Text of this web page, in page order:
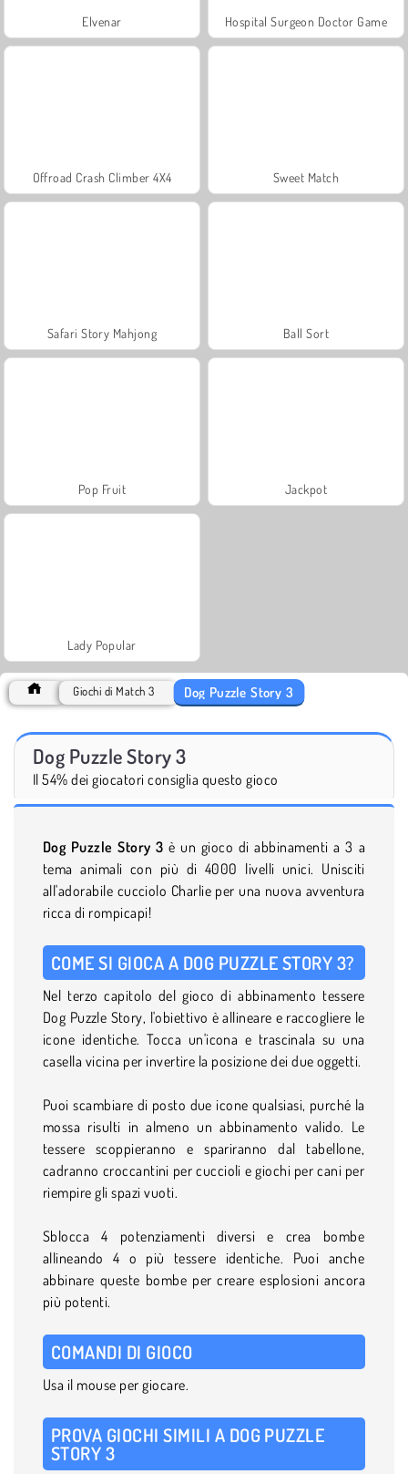
Elvenar Hospital Surgeon Doctor Game
Offroad Crash Climber 4X4 Sweet Match
Safari Story Mahjong Ball Sort
Pop Fruit Jackpot
Lady Popular
Giochi di Match 3 Dog Puzzle Story 3
Dog Puzzle Story 3
Il 54% dei giocatori consiglia questo gioco
Dog Puzzle Story 3è un gioco di abbinamenti a 3 a
tema animali con più di 4000 livelli unici. Unisciti
all'adorabile cucciolo Charlie per una nuova avventura
ricca di rompicapi!
COME SI GIOCA A DOG PUZZLE STORY 3?
Nel terzo capitolo del gioco di abbinamento tessere
Dog Puzzle Story, l'obiettivo è allineare e raccogliere le
icone identiche. Tocca un'icona e trascinala su una
casella vicina per invertire la posizione dei due oggetti.
Puoi scambiare di posto due icone qualsiasi, purché la
mossa risulti in almeno un abbinamento valido. Le
tessere scoppieranno e spariranno dal tabellone,
cadranno croccantini per cuccioli e giochi per cani per
riempire gli spazi vuoti.
Sblocca 4 potenziamenti diversi e crea bombe
allineando 4 o più tessere identiche. Puoi anche
abbinare queste bombe per creare esplosioni ancora
più potenti.
COMANDI DI GIOCO
Usa il mouse per giocare.
PROVA GIOCHI SIMILI A DOG PUZZLE
STORY 3